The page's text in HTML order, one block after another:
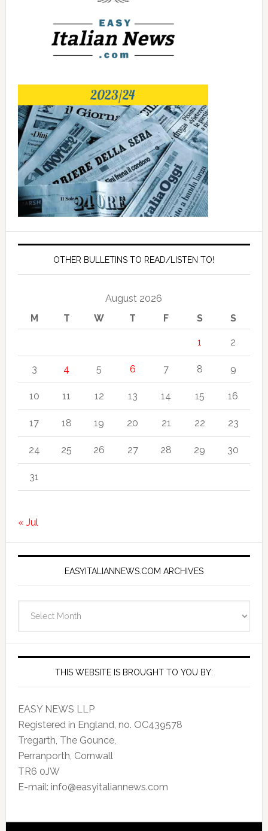
OTHER BULLETINS TO READ/LISTEN TO!
August 2026
M
T W T F S S
1 2
3 4 5 6 7 8 9
10 11 12 13 14 15 16
17 18 19 20 21 22 23
24 25 26 27 28 29 30
31
« Jul
EASYITALIANNEWS.COM ARCHIVES
Archives
THIS WEBSITE IS BROUGHT TO YOU BY:
EASY NEWS LLP
Registered in England, no. OC439578
Tregarth, The Gounce,
Perranporth, Cornwall
TR6 0JW
E-mail: info@easyitaliannews.com